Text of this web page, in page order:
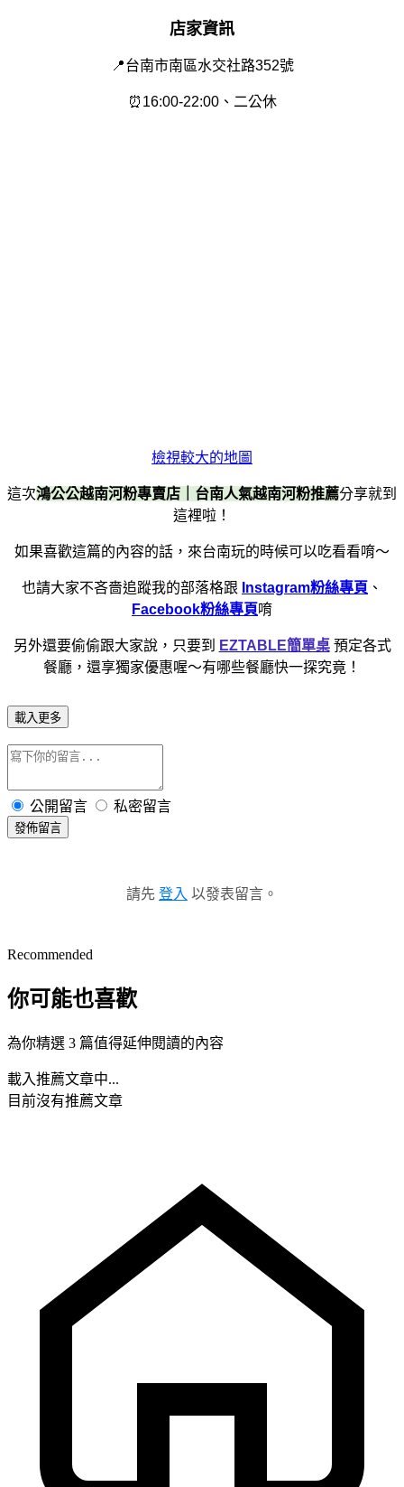
店家資訊
📍台南市南區水交社路352號
⏰16:00-22:00、二公休
檢視較大的地圖
這次鴻公公越南河粉專賣店｜台南人氣越南河粉推薦分享就到
這裡啦！
如果喜歡這篇的內容的話，來台南玩的時候可以吃看看唷～
也請大家不吝嗇追蹤我的部落格跟 Instagram粉絲專頁 、
Facebook粉絲專頁唷
另外還要偷偷跟大家說，只要到 EZTABLE簡單桌預定各式
餐廳，還享獨家優惠喔～有哪些餐廳快一探究竟！
載入更多
公開留言 私密留言
發佈留言
請先 登入 以發表留言。
Recommended
你可能也喜歡
為你精選 3 篇值得延伸閱讀的內容
載入推薦文章中...
目前沒有推薦文章